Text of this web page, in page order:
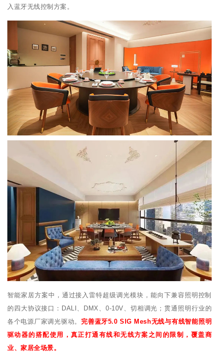
入蓝牙无线控制方案。
智能家居方案中，通过接入雷特超级调光模块，能向下兼容照明控制
的四大协议接口：DALI、DMX、0-10V、切相调光；贯通照明行业的
各个电源厂家调光驱动。完善蓝牙5.0 SIG Mesh无线与有线智能照明
驱动器的搭配使用，真正打通有线和无线方案之间的限制，覆盖商
业、家居全场景。